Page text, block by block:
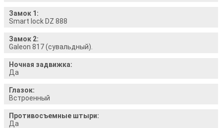
Замок 1:
Smart lock DZ 888
Замок 2:
Galeon 817 (сувальдный).
Ночная задвижка:
Да
Глазок:
Встроенный
Противосъемные штыри:
Да